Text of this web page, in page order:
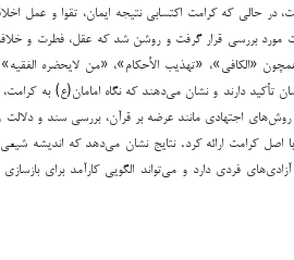
در حالی که کرامت اکتسابی نتیجه ایمان، تقوا و عمل
مورد بررسی قرار گرفت و روشن شد که عقل، فطرت و
«الکافی»، «تهذیب الأحکام»، «من لایحضره الفقیه» و
تأکید دارند و نشان می‌دهند که نگاه امامان(ع) به کرامت،
اجتهادی مانند عرضه بر قرآن، بررسی سند و دلالت و
کرامت ارائه کرد. نتایج نشان می‌دهد که اندیشه شیعی
فردی دارد و می‌تواند الگویی کارآمد برای